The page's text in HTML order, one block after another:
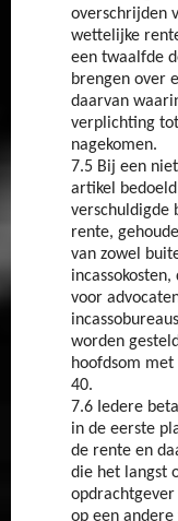
overschrijden
wettelijke
een twaalfde
brengen over
daarvan
verplichting
nagekomen.
7.5 Bij een
artikel
verschuldigde
rente,
van zowel
voor
worden
hoofdsom
40.
7.6 Iedere
in de eerste
de rente en
die het langst
op een andere